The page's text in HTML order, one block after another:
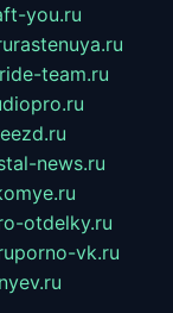
you.ru
rastenuya.ru
team.ru
news.ru
otdelky.ru
porno-vk.ru